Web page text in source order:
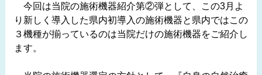
今回は当院の施術機器紹介第②弾として、この3月よ
り新しく導入した県内初導入の施術機器と県内ではこの
３機種が揃っているのは当院だけの施術機器をご紹介し
ます。